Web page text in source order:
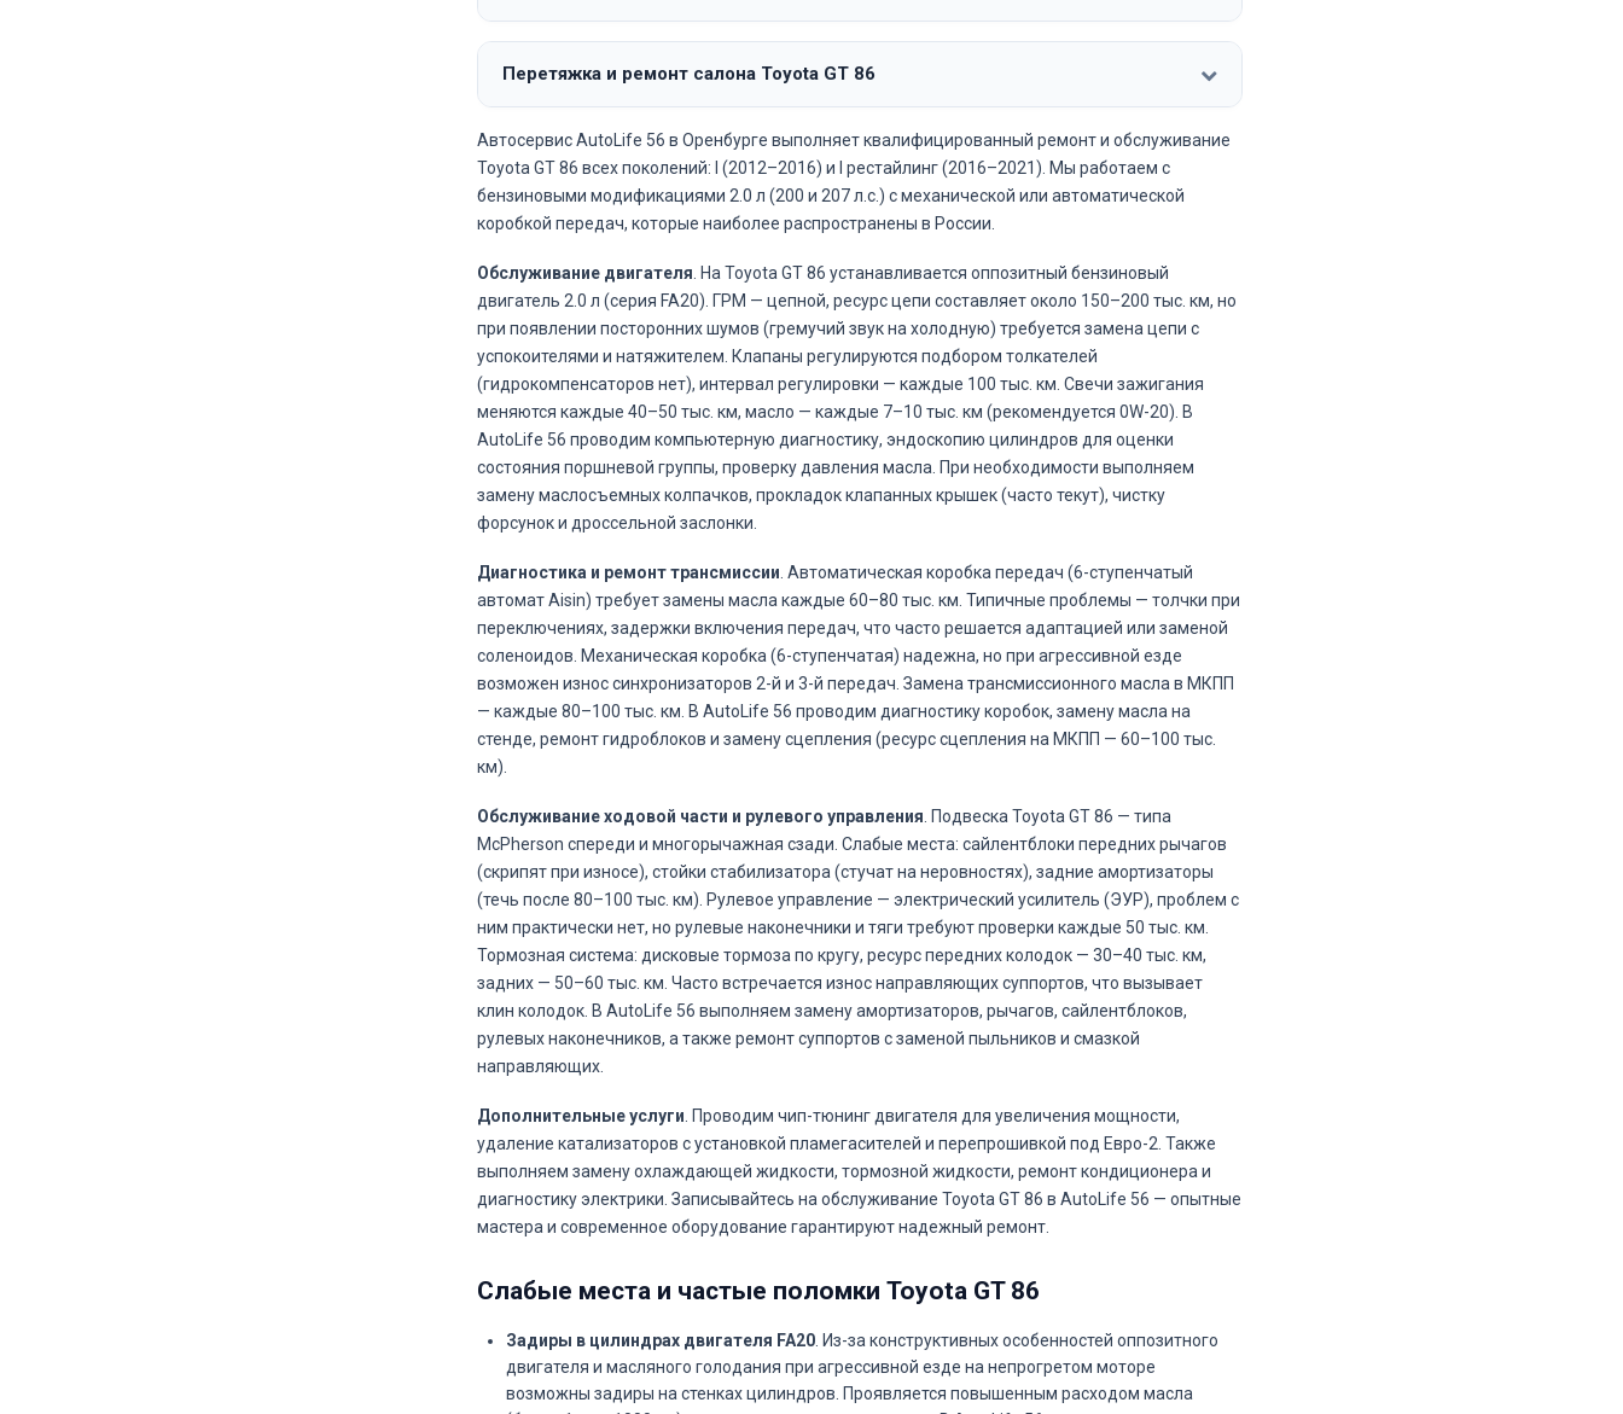
Перетяжка и ремонт салона Toyota GT 86
Автосервис AutoLife 56 в Оренбурге выполняет квалифицированный ремонт и обслуживание
Toyota GT 86 всех поколений: I (2012–2016) и I рестайлинг (2016–2021). Мы работаем с
бензиновыми модификациями 2.0 л (200 и 207 л.с.) с механической или автоматической
коробкой передач, которые наиболее распространены в России.
Обслуживание двигателя . На Toyota GT 86 устанавливается оппозитный бензиновый
двигатель 2.0 л (серия FA20). ГРМ — цепной, ресурс цепи составляет около 150–200 тыс. км, но
при появлении посторонних шумов (гремучий звук на холодную) требуется замена цепи с
успокоителями и натяжителем. Клапаны регулируются подбором толкателей
(гидрокомпенсаторов нет), интервал регулировки — каждые 100 тыс. км. Свечи зажигания
меняются каждые 40–50 тыс. км, масло — каждые 7–10 тыс. км (рекомендуется 0W-20). В
AutoLife 56 проводим компьютерную диагностику, эндоскопию цилиндров для оценки
состояния поршневой группы, проверку давления масла. При необходимости выполняем
замену маслосъемных колпачков, прокладок клапанных крышек (часто текут), чистку
форсунок и дроссельной заслонки.
Диагностика и ремонт трансмиссии . Автоматическая коробка передач (6-ступенчатый
автомат Aisin) требует замены масла каждые 60–80 тыс. км. Типичные проблемы — толчки при
переключениях, задержки включения передач, что часто решается адаптацией или заменой
соленоидов. Механическая коробка (6-ступенчатая) надежна, но при агрессивной езде
возможен износ синхронизаторов 2-й и 3-й передач. Замена трансмиссионного масла в МКПП
— каждые 80–100 тыс. км. В AutoLife 56 проводим диагностику коробок, замену масла на
стенде, ремонт гидроблоков и замену сцепления (ресурс сцепления на МКПП — 60–100 тыс.
км).
Обслуживание ходовой части и рулевого управления . Подвеска Toyota GT 86 — типа
McPherson спереди и многорычажная сзади. Слабые места: сайлентблоки передних рычагов
(скрипят при износе), стойки стабилизатора (стучат на неровностях), задние амортизаторы
(течь после 80–100 тыс. км). Рулевое управление — электрический усилитель (ЭУР), проблем с
ним практически нет, но рулевые наконечники и тяги требуют проверки каждые 50 тыс. км.
Тормозная система: дисковые тормоза по кругу, ресурс передних колодок — 30–40 тыс. км,
задних — 50–60 тыс. км. Часто встречается износ направляющих суппортов, что вызывает
клин колодок. В AutoLife 56 выполняем замену амортизаторов, рычагов, сайлентблоков,
рулевых наконечников, а также ремонт суппортов с заменой пыльников и смазкой
направляющих.
Дополнительные услуги . Проводим чип-тюнинг двигателя для увеличения мощности,
удаление катализаторов с установкой пламегасителей и перепрошивкой под Евро-2. Также
выполняем замену охлаждающей жидкости, тормозной жидкости, ремонт кондиционера и
диагностику электрики. Записывайтесь на обслуживание Toyota GT 86 в AutoLife 56 — опытные
мастера и современное оборудование гарантируют надежный ремонт.
Слабые места и частые поломки Toyota GT 86
Задиры в цилиндрах двигателя FA20. Из-за конструктивных особенностей оппозитного
двигателя и масляного голодания при агрессивной езде на непрогретом моторе
возможны задиры на стенках цилиндров. Проявляется повышенным расходом масла